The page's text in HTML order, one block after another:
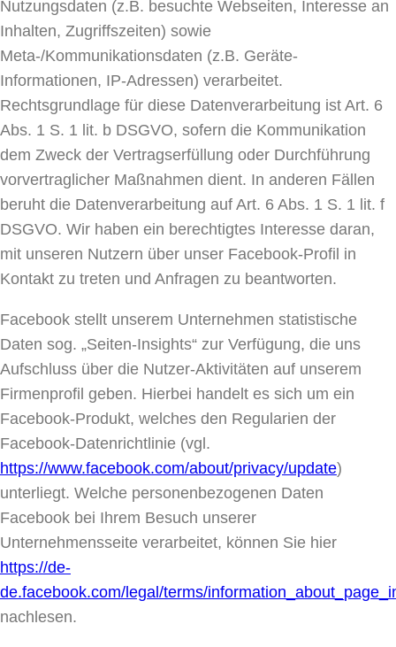
Nutzungsdaten (z.B. besuchte Webseiten, Interesse an
Inhalten, Zugriffszeiten) sowie
Meta-/Kommunikationsdaten (z.B. Geräte-
Informationen, IP-Adressen) verarbeitet.
Rechtsgrundlage für diese Datenverarbeitung ist Art. 6
Abs. 1 S. 1 lit. b DSGVO, sofern die Kommunikation
dem Zweck der Vertragserfüllung oder Durchführung
vorvertraglicher Maßnahmen dient. In anderen Fällen
beruht die Datenverarbeitung auf Art. 6 Abs. 1 S. 1 lit. f
DSGVO. Wir haben ein berechtigtes Interesse daran,
mit unseren Nutzern über unser Facebook-Profil in
Kontakt zu treten und Anfragen zu beantworten.
Facebook stellt unserem Unternehmen statistische
Daten sog. „Seiten-Insights“ zur Verfügung, die uns
Aufschluss über die Nutzer-Aktivitäten auf unserem
Firmenprofil geben. Hierbei handelt es sich um ein
Facebook-Produkt, welches den Regularien der
Facebook-Datenrichtlinie (vgl.
https://www.facebook.com/about/privacy/update)
unterliegt. Welche personenbezogenen Daten
Facebook bei Ihrem Besuch unserer
Unternehmensseite verarbeitet, können Sie hier
https://de-
de.facebook.com/legal/terms/
nachlesen.